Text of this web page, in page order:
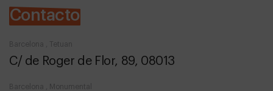
Contacto
Barcelona , Tetuan
C/ de Roger de Flor, 89, 08013
Barcelona , Monumental